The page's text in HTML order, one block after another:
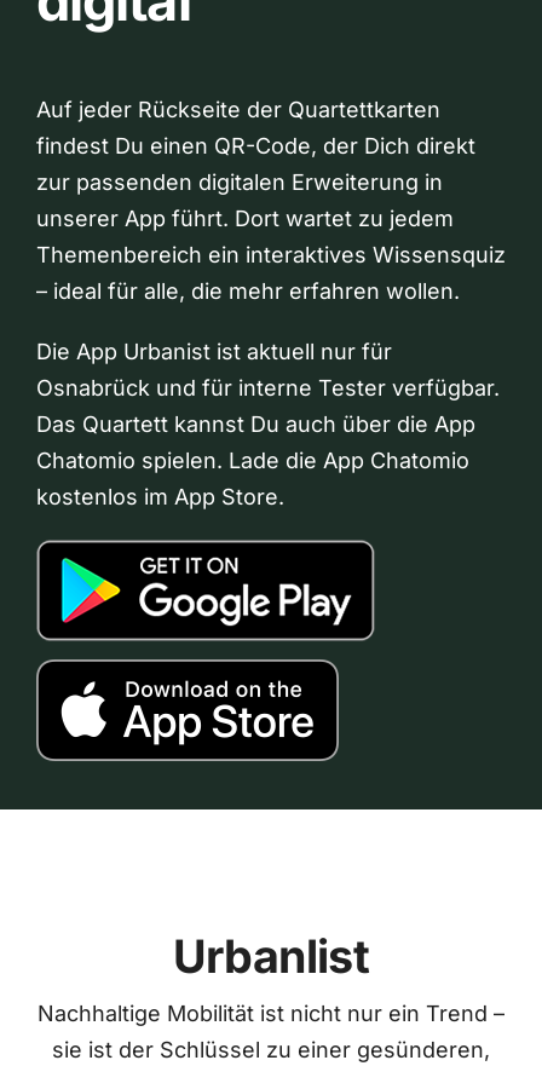
Auf jeder Rückseite der Quartettkarten
findest Du einen QR-Code, der Dich direkt
zur passenden digitalen Erweiterung in
unserer App führt. Dort wartet zu jedem
Themenbereich ein interaktives Wissensquiz
– ideal für alle, die mehr erfahren wollen.
Die App Urbanist ist aktuell nur für
Osnabrück und für interne Tester verfügbar.
Das Quartett kannst Du auch über die App
Chatomio spielen. Lade die App Chatomio
kostenlos im App Store.
Urbanlist
Nachhaltige Mobilität ist nicht nur ein Trend –
sie ist der Schlüssel zu einer gesünderen,